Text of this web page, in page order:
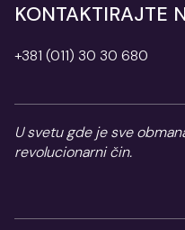
KONTAKTIRAJTE
+381 (011) 30 30 680
U svetu gde je sve
revolucionarni čin.